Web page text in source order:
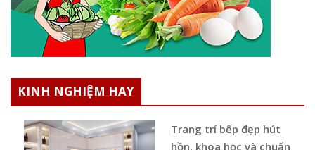
KINH NGHIỆM HAY
Trang trí bếp đẹp hút
hồn, khoa học và chuẩn